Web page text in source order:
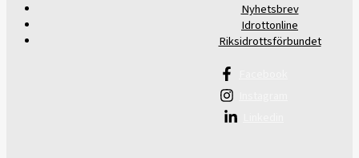
Nyhetsbrev
Idrottonline
Riksidrottsförbundet